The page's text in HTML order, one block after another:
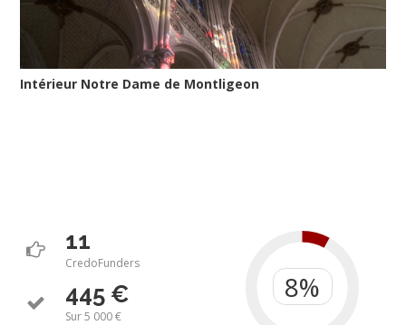
Intérieur Notre Dame de Montligeon
11
CredoFunders
445 €
Sur 5 000 €